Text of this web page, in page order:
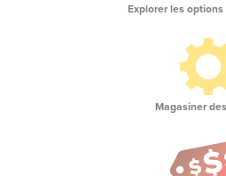
Explorer les
Magasiner